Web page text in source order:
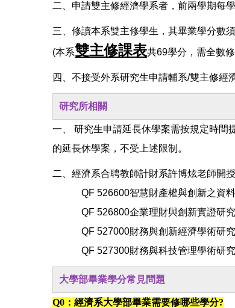
二、申請雙主修經濟學系者，前兩學期每
三、修讀本系雙主修學生，其畢業學分數
(本系雙主修課表共69學分，需全數
四、不接受外系研究生申請輔系/雙主修經
研究所相關
一、 研究生申請延長休學案需按規定時間
的延長休學案，不受上述限制。
二、經濟系合聘教師計財系許博炫老師開
QF 526600智慧財產權與創新之資料
QF 526800企業理財與創新實證研究
QF 527000財務與創新經濟學術研究
QF 527300財務與科技管理學術研究
大學部畢業學分常見問題
Q0：經濟系大學部畢業需要修哪些學分?